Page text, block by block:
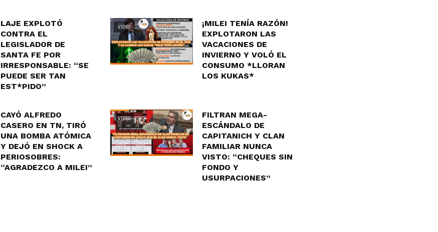
LAJE EXPLOTÓ
CONTRA EL
LEGISLADOR DE
SANTA FE POR
IRRESPONSABLE: “SE
PUEDE SER TAN
EST*PIDO”
VIDEO
¡MILEI TENÍA RAZÓN!
EXPLOTARON LAS
VACACIONES DE
INVIERNO Y VOLÓ EL
CONSUMO *LLORAN
LOS KUKAS*
CAYÓ ALFREDO
CASERO EN TN, TIRÓ
UNA BOMBA ATÓMICA
Y DEJÓ EN SHOCK A
PERIOSOBRES:
“AGRADEZCO A MILEI”
VIDEO
FILTRAN MEGA-
ESCÁNDALO DE
CAPITANICH Y CLAN
FAMILIAR NUNCA
VISTO: “CHEQUES SIN
FONDO Y
USURPACIONES”